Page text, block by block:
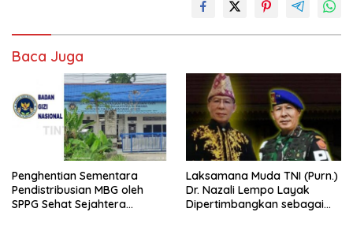
Baca Juga
Penghentian Sementara
Pendistribusian MBG oleh
SPPG Sehat Sejahtera
Laksamana Muda TNI (Purn.)
Dr. Nazali Lempo Layak
Dipertimbangkan sebagai